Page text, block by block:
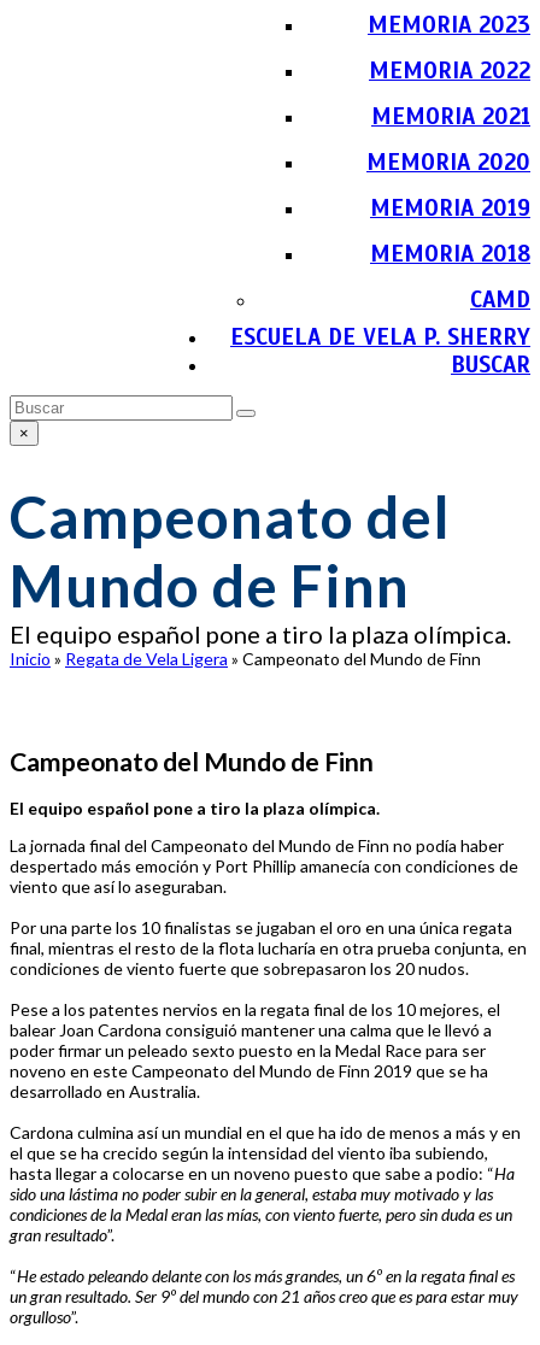
MEMORIA 2023
MEMORIA 2022
MEMORIA 2021
MEMORIA 2020
MEMORIA 2019
MEMORIA 2018
CAMD
ESCUELA DE VELA P. SHERRY
BUSCAR
Buscar
Enviar
×
Close
Campeonato del
Mundo de Finn
El equipo español pone a tiro la plaza olímpica.
Inicio » Regata de Vela Ligera » Campeonato del Mundo de Finn
Campeonato del Mundo de Finn
El equipo español pone a tiro la plaza olímpica.
La jornada final del Campeonato del Mundo de Finn no podía haber
despertado más emoción y Port Phillip amanecía con condiciones de
viento que así lo aseguraban.
Por una parte los 10 finalistas se jugaban el oro en una única regata
final, mientras el resto de la flota lucharía en otra prueba conjunta, en
condiciones de viento fuerte que sobrepasaron los 20 nudos.
Pese a los patentes nervios en la regata final de los 10 mejores, el
balear Joan Cardona consiguió mantener una calma que le llevó a
poder firmar un peleado sexto puesto en la Medal Race para ser
noveno en este Campeonato del Mundo de Finn 2019 que se ha
desarrollado en Australia.
Cardona culmina así un mundial en el que ha ido de menos a más y en
el que se ha crecido según la intensidad del viento iba subiendo,
hasta llegar a colocarse en un noveno puesto que sabe a podio: “Ha
sido una lástima no poder subir en la general, estaba muy motivado y las
condiciones de la Medal eran las mías, con viento fuerte, pero sin duda es un
gran resultado”.
“He estado peleando delante con los más grandes, un 6º en la regata final es
un gran resultado. Ser 9º del mundo con 21 años creo que es para estar muy
orgulloso”.